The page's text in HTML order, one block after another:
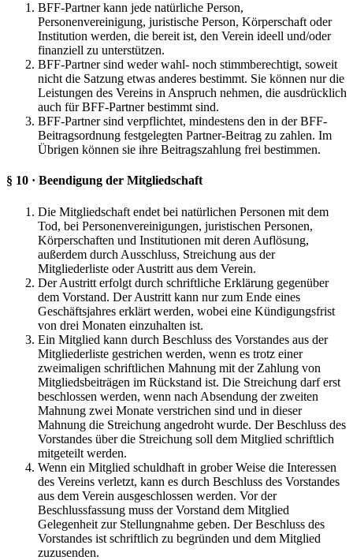
BFF-Partner kann jede natürliche Person,
Personenvereinigung, juristische Person, Körperschaft oder
Institution werden, die bereit ist, den Verein ideell und/oder
finanziell zu unterstützen.
BFF-Partner sind weder wahl- noch stimmberechtigt, soweit
nicht die Satzung etwas anderes bestimmt. Sie können nur die
Leistungen des Vereins in Anspruch nehmen, die ausdrücklich
auch für BFF-Partner bestimmt sind.
BFF-Partner sind verpflichtet, mindestens den in der BFF-
Beitragsordnung festgelegten Partner-Beitrag zu zahlen. Im
Übrigen können sie ihre Beitragszahlung frei bestimmen.
§ 10 · Beendigung der Mitgliedschaft
Die Mitgliedschaft endet bei natürlichen Personen mit dem
Tod, bei Personenvereinigungen, juristischen Personen,
Körperschaften und Institutionen mit deren Auflösung,
außerdem durch Ausschluss, Streichung aus der
Mitgliederliste oder Austritt aus dem Verein.
Der Austritt erfolgt durch schriftliche Erklärung gegenüber
dem Vorstand. Der Austritt kann nur zum Ende eines
Geschäftsjahres erklärt werden, wobei eine Kündigungsfrist
von drei Monaten einzuhalten ist.
Ein Mitglied kann durch Beschluss des Vorstandes aus der
Mitgliederliste gestrichen werden, wenn es trotz einer
zweimaligen schriftlichen Mahnung mit der Zahlung von
Mitgliedsbeiträgen im Rückstand ist. Die Streichung darf erst
beschlossen werden, wenn nach Absendung der zweiten
Mahnung zwei Monate verstrichen sind und in dieser
Mahnung die Streichung angedroht wurde. Der Beschluss des
Vorstandes über die Streichung soll dem Mitglied schriftlich
mitgeteilt werden.
Wenn ein Mitglied schuldhaft in grober Weise die Interessen
des Vereins verletzt, kann es durch Beschluss des Vorstandes
aus dem Verein ausgeschlossen werden. Vor der
Beschlussfassung muss der Vorstand dem Mitglied
Gelegenheit zur Stellungnahme geben. Der Beschluss des
Vorstandes ist schriftlich zu begründen und dem Mitglied
zuzusenden.